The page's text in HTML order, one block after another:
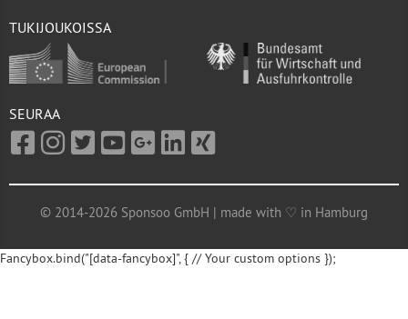
TUKIJOUKOISSA
SEURAA
© 2014-2026 Sponsoo GmbH | made with ♡ in Hamburg
Fancybox.bind("[data-fancybox]", { // Your custom options });